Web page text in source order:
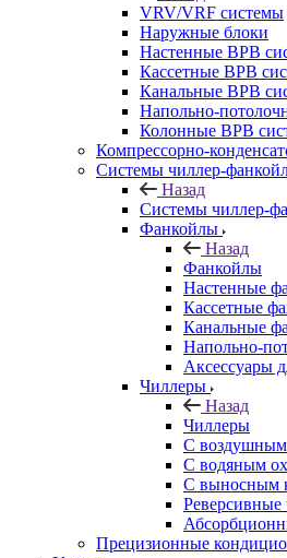
VRV/VRF системы
Наружные блоки
Настенные ВРВ
Кассетные ВРВ
Канальные ВРВ
Напольно-
Колонные ВРВ
Компрессорно-
Системы чиллер-
Назад
Системы чиллер-
Фанкойлы
Назад
Фанкойлы
Настенные
Кассетные
Канальные
Напольно-
Аксессуары
Чиллеры
Назад
Чиллеры
С
С водяным
С выносным
Реверсивные
Прецизионные